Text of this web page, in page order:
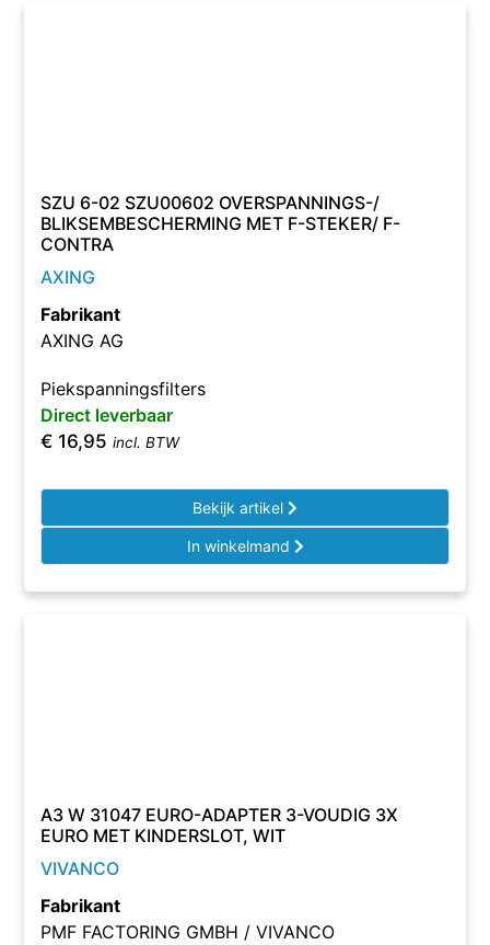
SZU 6-02 SZU00602 OVERSPANNINGS-/
BLIKSEMBESCHERMING MET F-STEKER/ F-
CONTRA
AXING
Fabrikant
AXING AG
Piekspanningsfilters
Direct leverbaar
€ 16,95 incl. BTW
Bekijk artikel
In winkelmand
A3 W 31047 EURO-ADAPTER 3-VOUDIG 3X
EURO MET KINDERSLOT, WIT
VIVANCO
Fabrikant
PMF FACTORING GMBH / VIVANCO